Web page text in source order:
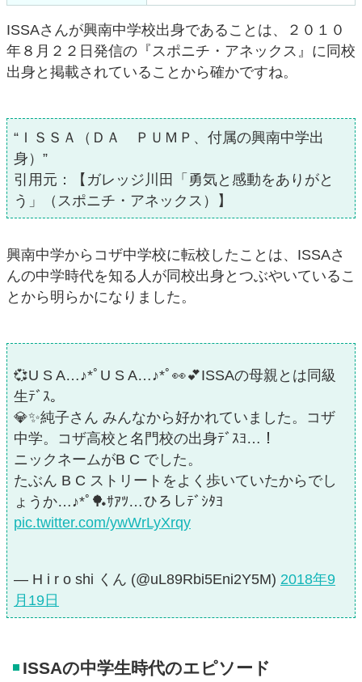
ISSAさんが興南中学校出身であることは、２０１０
年８月２２日発信の『スポニチ・アネックス』に同校
出身と掲載されていることから確かですね。
“ＩＳＳＡ（ＤＡ ＰＵＭＰ、付属の興南中学出
身）”
引用元：【ガレッジ川田「勇気と感動をありがと
う」（スポニチ・アネックス）】
興南中学からコザ中学校に転校したことは、ISSAさ
んの中学時代を知る人が同校出身とつぶやいているこ
とから明らかになりました。
💞U S A…♪*ﾟU S A…♪*ﾟ👀💕ISSAの母親とは同級
生ﾃﾞｽ。
💎✨純子さん みんなから好かれていました。コザ
中学。コザ高校と名門校の出身ﾃﾞｽﾖ…！
ニックネームがB C でした。
たぶん B C ストリートをよく歩いていたからでし
ょうか…♪*ﾟ🏓ｻｱﾂ…ひろしﾃﾞｼﾀﾖ
pic.twitter.com/ywWrLyXrqy
— H i r o shi くん (@uL89Rbi5Eni2Y5M) 2018年9
月19日
ISSAの中学生時代のエピソード